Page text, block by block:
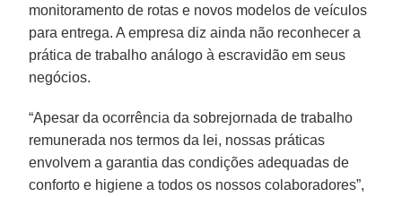
monitoramento de rotas e novos modelos de veículos
para entrega. A empresa diz ainda não reconhecer a
prática de trabalho análogo à escravidão em seus
negócios.
“Apesar da ocorrência da sobrejornada de trabalho
remunerada nos termos da lei, nossas práticas
envolvem a garantia das condições adequadas de
conforto e higiene a todos os nossos colaboradores”,